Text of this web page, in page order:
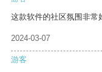
这款软件的社区氛围非常
2024-03-07
游客